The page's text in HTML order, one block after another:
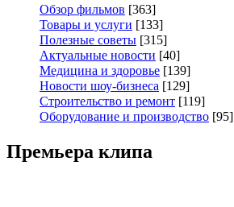
Обзор фильмов [363]
Товары и услуги [133]
Полезные советы [315]
Актуальные новости [40]
Медицина и здоровье [139]
Новости шоу-бизнеса [129]
Строительство и ремонт [119]
Оборудование и производство [95]
Премьера клипа